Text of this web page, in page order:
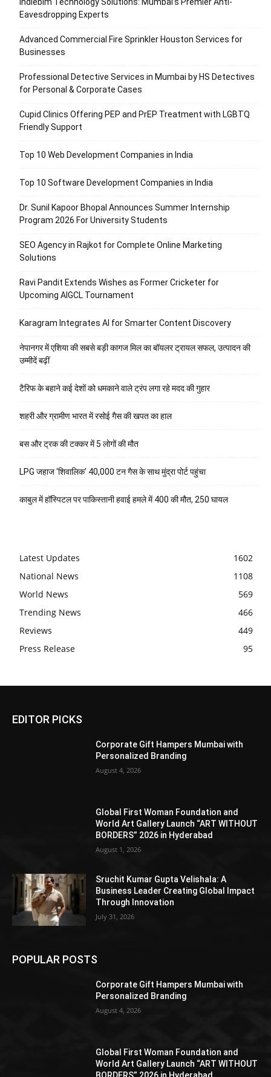
Eavesdropping Experts
Advanced Commercial Fire Sprinkler Houston Services for
Businesses
Professional Detective Services in Mumbai by HS Detectives
for Personal & Corporate Cases
Cupid Clinics Offering PEP and PrEP Treatment with LGBTQ
Friendly Support
Top 10 Web Development Companies in India
Top 10 Software Development Companies in India
Dr. Sunil Kapoor Bhopal Announces Summer Internship
Program 2026 For University Students
SEO Agency in Rajkot for Complete Online Marketing
Solutions
Ravi Pandit Extends Wishes as Former Cricketer for
Upcoming AIGCL Tournament
Karagram Integrates AI for Smarter Content Discovery
नेपानगर में एशिया की सबसे बड़ी कागज मिल का बॉयलर ट्रायल सफल, उत्पादन की
उम्मीदें बढ़ीं
टैरिफ के बहाने कई देशों को धमकाने वाले ट्रंप लगा रहे मदद की गुहार
शहरी और ग्रामीण भारत में रसोई गैस की खपत का हाल
बस और ट्रक की टक्कर में 5 लोगों की मौत
LPG जहाज ‘शिवालिक’ 40,000 टन गैस के साथ मुंद्रा पोर्ट पहुंचा
काबुल में हॉस्पिटल पर पाकिस्तानी हवाई हमले में 400 की मौत, 250 घायल
Latest Updates
1602
National News
1108
World News
569
Trending News
466
Reviews
449
Press Release
95
EDITOR PICKS
Corporate Gift Hampers Mumbai with
Personalized Branding
August 4, 2026
Global First Woman Foundation and
World Art Gallery Launch “ART WITHOUT
BORDERS” 2026 in Hyderabad
August 1, 2026
Sruchit Kumar Gupta Velishala: A
Business Leader Creating Global Impact
Through Innovation
July 31, 2026
POPULAR POSTS
Corporate Gift Hampers Mumbai with
Personalized Branding
August 4, 2026
Global First Woman Foundation and
World Art Gallery Launch “ART WITHOUT